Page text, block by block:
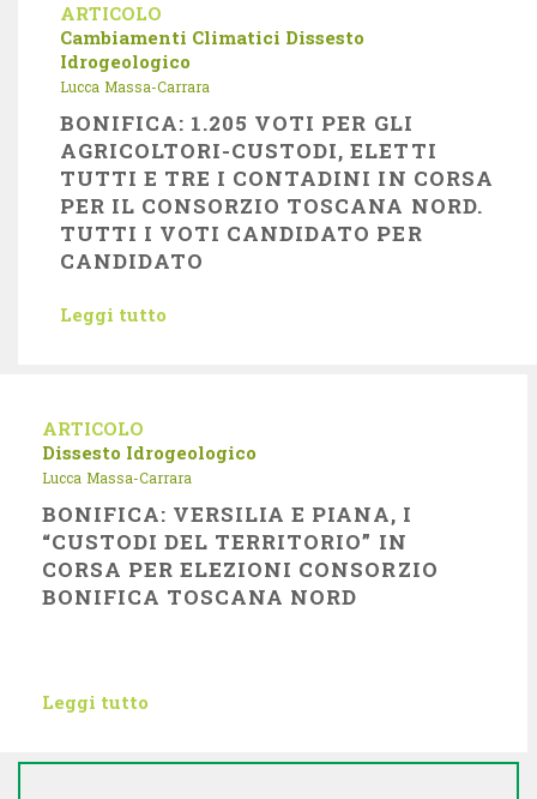
ARTICOLO
Cambiamenti Climatici Dissesto
Idrogeologico
Lucca Massa-Carrara
BONIFICA: 1.205 VOTI PER GLI
AGRICOLTORI-CUSTODI, ELETTI
TUTTI E TRE I CONTADINI IN CORSA
PER IL CONSORZIO TOSCANA NORD.
TUTTI I VOTI CANDIDATO PER
CANDIDATO
Leggi tutto
ARTICOLO
Dissesto Idrogeologico
Lucca Massa-Carrara
BONIFICA: VERSILIA E PIANA, I
“CUSTODI DEL TERRITORIO” IN
CORSA PER ELEZIONI CONSORZIO
BONIFICA TOSCANA NORD
Leggi tutto